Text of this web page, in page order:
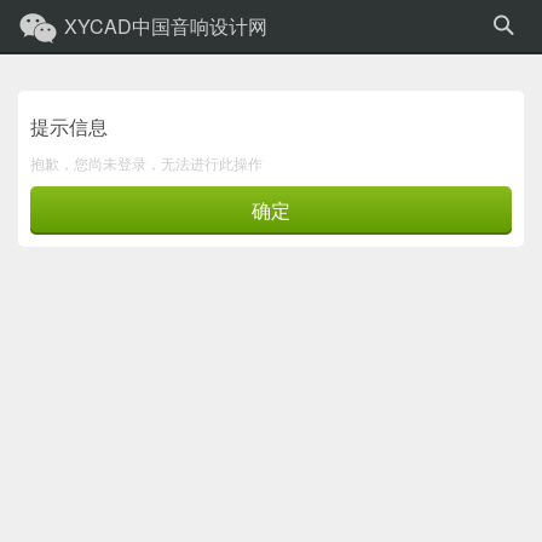
XYCAD中国音响设计网
提示信息
抱歉，您尚未登录，无法进行此操作
确定